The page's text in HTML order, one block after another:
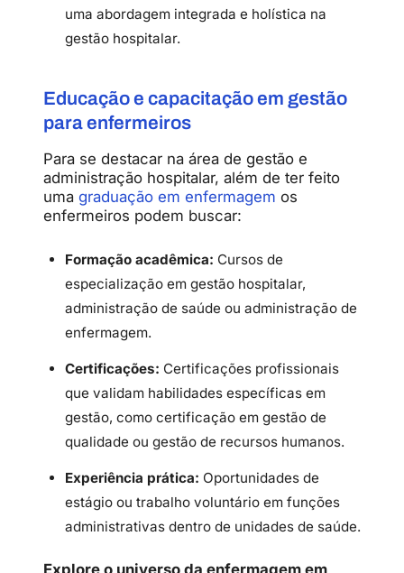
uma abordagem integrada e holística na
gestão hospitalar.
Educação e capacitação em gestão
para enfermeiros
Para se destacar na área de gestão e
administração hospitalar, além de ter feito
uma graduação em enfermagem os
enfermeiros podem buscar:
Formação acadêmica: Cursos de
especialização em gestão hospitalar,
administração de saúde ou administração de
enfermagem.
Certificações: Certificações profissionais
que validam habilidades específicas em
gestão, como certificação em gestão de
qualidade ou gestão de recursos humanos.
Experiência prática: Oportunidades de
estágio ou trabalho voluntário em funções
administrativas dentro de unidades de saúde.
Explore o universo da enfermagem em